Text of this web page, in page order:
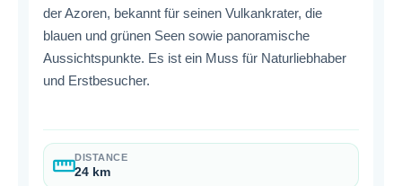
der Azoren, bekannt für seinen Vulkankrater, die
blauen und grünen Seen sowie panoramische
Aussichtspunkte. Es ist ein Muss für Naturliebhaber
und Erstbesucher.
straightenDISTANCE
24 km